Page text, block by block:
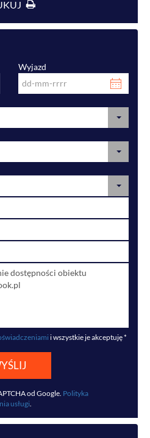
Wyjazd
i wszystkie je akceptuję *
od Google. Polityka
usługi